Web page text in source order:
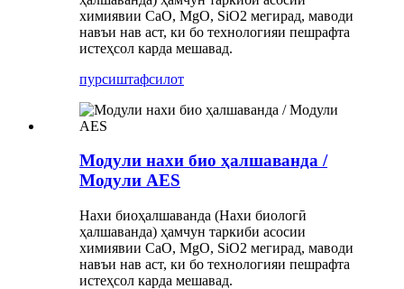
химиявии CaO, MgO, SiO2 мегирад, маводи
навъи нав аст, ки бо технологияи пешрафта
истеҳсол карда мешавад.
пурсиштафсилот
Модули нахи био ҳалшаванда /
Модули AES
Нахи биоҳалшаванда (Нахи биологӣ
ҳалшаванда) ҳамчун таркиби асосии
химиявии CaO, MgO, SiO2 мегирад, маводи
навъи нав аст, ки бо технологияи пешрафта
истеҳсол карда мешавад.